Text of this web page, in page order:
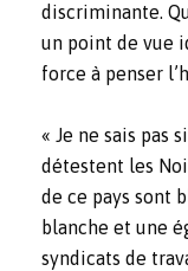
discriminante.
un point de vue
force à penser
« Je ne sais pas
détestent les
de ce pays sont
blanche et une
syndicats de